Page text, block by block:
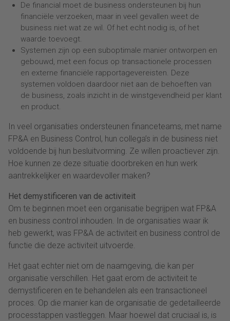
De financial moet de business ondersteunen bij hun
financiële verzoeken, maar in veel gevallen weet de
business niet wat ze wil. Of het echt nodig is, of het
waarde toevoegt.
Systemen zijn op een suboptimale manier ontworpen en
gebouwd, met een focus op transactionele processen
en externe financiële rapportagevereisten. Deze
systemen voldoen daardoor niet aan de behoeften van
de business, zoals inzicht in de winstgevendheid per klant
en product.
In veel organisaties ondersteunen financeteams, met name
FP&A en Business Control, hun collega’s in de business niet
voldoende bij hun besluitvorming. Ze willen proactiever zijn.
Hoe kunnen ze deze situatie doorbreken en hun werk
aantrekkelijker en waardevoller maken?
Het demystificeren van de activiteit
Om te beginnen moet een organisatie begrijpen wat FP&A
en business control inhouden. In de organisaties waar ik
heb gewerkt, was FP&A de activiteit en business control de
functie die deze activiteit uitvoerde.
Het gaat echter niet om de naamgeving, die kan per
organisatie verschillen. Het gaat erom de activiteit te
demystificeren en te behandelen als een transactioneel
proces. Op die manier kan de organisatie de gedetailleerde
processtappen vastleggen. Maar hoewel dat cruciaal is, is